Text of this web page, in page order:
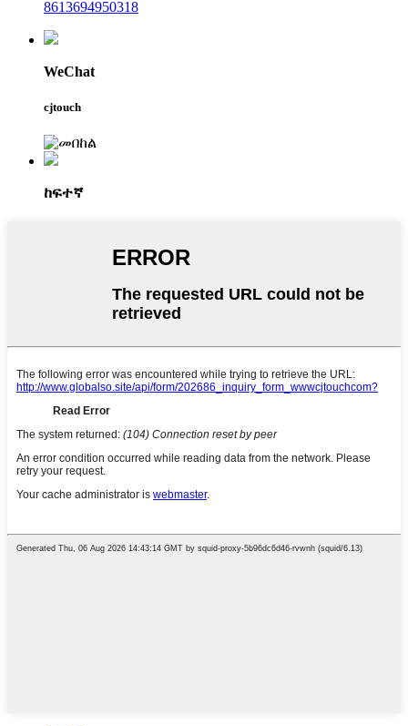
8613694950318
WeChat
cjtouch
ከፍተኛ